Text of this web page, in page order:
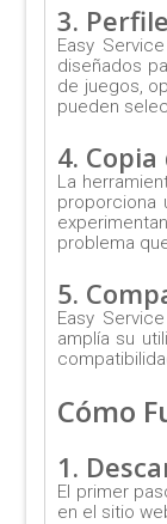
3.
Easy
diseñados
de juegos,
pueden
4.
La
proporciona
problema
5.
Easy
amplía su
Cómo
1.
El primer
en el sitio